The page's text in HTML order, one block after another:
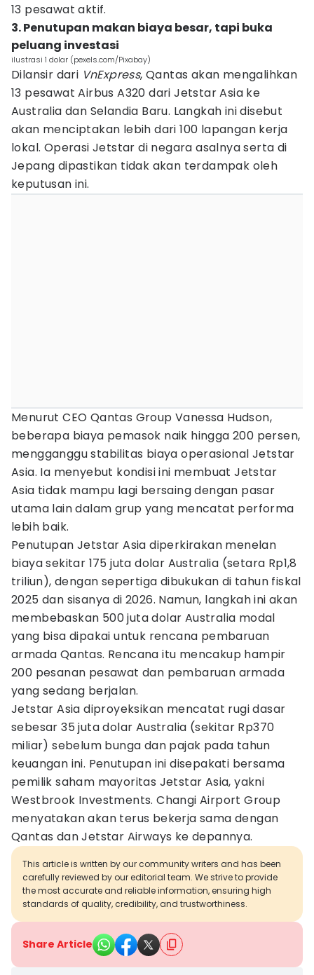
13 pesawat aktif.
3. Penutupan makan biaya besar, tapi buka
peluang investasi
ilustrasi 1 dolar (pexels.com/Pixabay)
Dilansir dari VnExpress, Qantas akan mengalihkan
13 pesawat Airbus A320 dari Jetstar Asia ke
Australia dan Selandia Baru. Langkah ini disebut
akan menciptakan lebih dari 100 lapangan kerja
lokal. Operasi Jetstar di negara asalnya serta di
Jepang dipastikan tidak akan terdampak oleh
keputusan ini.
Menurut CEO Qantas Group Vanessa Hudson,
beberapa biaya pemasok naik hingga 200 persen,
mengganggu stabilitas biaya operasional Jetstar
Asia. Ia menyebut kondisi ini membuat Jetstar
Asia tidak mampu lagi bersaing dengan pasar
utama lain dalam grup yang mencatat performa
lebih baik.
Penutupan Jetstar Asia diperkirakan menelan
biaya sekitar 175 juta dolar Australia (setara Rp1,8
triliun), dengan sepertiga dibukukan di tahun fiskal
2025 dan sisanya di 2026. Namun, langkah ini akan
membebaskan 500 juta dolar Australia modal
yang bisa dipakai untuk rencana pembaruan
armada Qantas. Rencana itu mencakup hampir
200 pesanan pesawat dan pembaruan armada
yang sedang berjalan.
Jetstar Asia diproyeksikan mencatat rugi dasar
sebesar 35 juta dolar Australia (sekitar Rp370
miliar) sebelum bunga dan pajak pada tahun
keuangan ini. Penutupan ini disepakati bersama
pemilik saham mayoritas Jetstar Asia, yakni
Westbrook Investments. Changi Airport Group
menyatakan akan terus bekerja sama dengan
Qantas dan Jetstar Airways ke depannya.
This article is written by our community writers and has been
carefully reviewed by our editorial team. We strive to provide
the most accurate and reliable information, ensuring high
standards of quality, credibility, and trustworthiness.
Share Article